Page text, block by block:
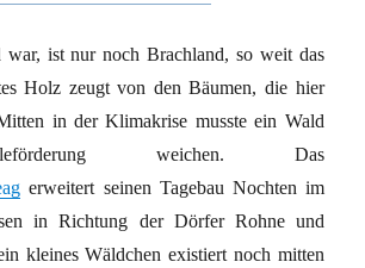
war, ist nur noch Brachland, so weit das
Holz zeugt von den Bäumen, die hier
in der Klimakrise musste ein Wald
weichen. Das
erweitert seinen Tagebau Nochten im
in Richtung der Dörfer Rohne und
kleines Wäldchen existiert noch mitten